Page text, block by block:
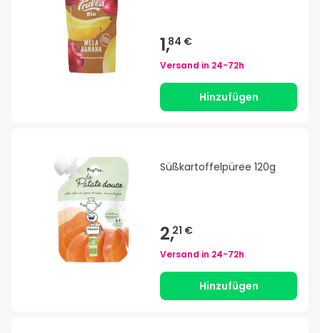
1,84 €
Versand in 24-72h
Hinzufügen
Süßkartoffelpüree 120g
2,21 €
Versand in 24-72h
Hinzufügen